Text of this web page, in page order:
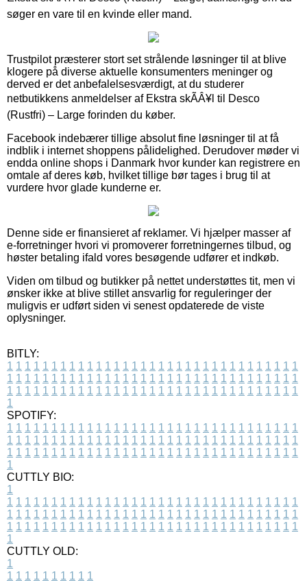
søger en vare til en kvinde eller mand.
Trustpilot præsterer stort set strålende løsninger til at blive
klogere på diverse aktuelle konsumenters meninger og
derved er det anbefalelsesværdigt, at du studerer
netbutikkens anmeldelser af Ekstra skÃÂ¥l til Desco
(Rustfri) – Large forinden du køber.
Facebook indebærer tillige absolut fine løsninger til at få
indblik i internet shoppens pålidelighed. Derudover møder vi
endda online shops i Danmark hvor kunder kan registrere en
omtale af deres køb, hvilket tillige bør tages i brug til at
vurdere hvor glade kunderne er.
Denne side er finansieret af reklamer. Vi hjælper masser af
e-forretninger hvori vi promoverer forretningernes tilbud, og
høster betaling ifald vores besøgende udfører et indkøb.
Viden om tilbud og butikker på nettet understøttes tit, men vi
ønsker ikke at blive stillet ansvarlig for reguleringer der
muligvis er udført siden vi senest opdaterede de viste
oplysninger.
BITLY:
1 1 1 1 1 1 1 1 1 1 1 1 1 1 1 1 1 1 1 1 1 1 1 1 1 1 1 1 1 1 1 1 1
1 1 1 1 1 1 1 1 1 1 1 1 1 1 1 1 1 1 1 1 1 1 1 1 1 1 1 1 1 1 1 1 1
1 1 1 1 1 1 1 1 1 1 1 1 1 1 1 1 1 1 1 1 1 1 1 1 1 1 1 1 1 1 1 1 1
1
SPOTIFY:
1 1 1 1 1 1 1 1 1 1 1 1 1 1 1 1 1 1 1 1 1 1 1 1 1 1 1 1 1 1 1 1 1
1 1 1 1 1 1 1 1 1 1 1 1 1 1 1 1 1 1 1 1 1 1 1 1 1 1 1 1 1 1 1 1 1
1 1 1 1 1 1 1 1 1 1 1 1 1 1 1 1 1 1 1 1 1 1 1 1 1 1 1 1 1 1 1 1 1
1
CUTTLY BIO:
1
1 1 1 1 1 1 1 1 1 1 1 1 1 1 1 1 1 1 1 1 1 1 1 1 1 1 1 1 1 1 1 1 1
1 1 1 1 1 1 1 1 1 1 1 1 1 1 1 1 1 1 1 1 1 1 1 1 1 1 1 1 1 1 1 1 1
1 1 1 1 1 1 1 1 1 1 1 1 1 1 1 1 1 1 1 1 1 1 1 1 1 1 1 1 1 1 1 1 1
1
CUTTLY OLD:
1
1 1 1 1 1 1 1 1 1 1